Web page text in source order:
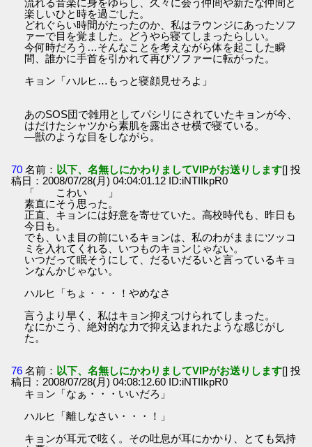
楽しいひと時を過ごした。
どれぐらい時間がたったのか、私はラウンジにあったソフ
ァーで目を覚ました。どうやら寝てしまったらしい。
今何時だろう…そんなことを考えながら体を起こした瞬
間、誰かに手首を引かれて再びソファーに転がった。
キョン「ハルヒ…もっと寝顔見せろよ」
あのSOS団で雑用としてパシリにされていたキョンが今、
はだけたシャツから素肌を露出させ横で寝ている。
―獣のような目をしながら。
70 名前： 以下、名無しにかわりましてVIPがお送りします[] 投
稿日：2008/07/28(月) 04:04:01.12 ID:iNTIIkpR0
「 こわい 」
素直にそう思った。
正直、キョンには好意を寄せていた。高校時代も、昨日も
今日も。
でも、いま目の前にいるキョンは、私のわがままにツッコ
ミを入れてくれる、いつものキョンじゃない。
いつだって眠そうにして、だるいだるいと言っているキョ
ンなんかじゃない。
ハルヒ「ちょ・・・！やめなさ
言うより早く、私はキョン抑えつけられてしまった。
なにかこう、絶対的な力で抑え込まれたような感じがし
た。
76 名前： 以下、名無しにかわりましてVIPがお送りします[] 投
稿日：2008/07/28(月) 04:08:12.60 ID:iNTIIkpR0
キョン「なぁ・・・いいだろ」
ハルヒ「離しなさい・・・！」
キョンが耳元で呟く。その吐息が耳にかかり、とても気持